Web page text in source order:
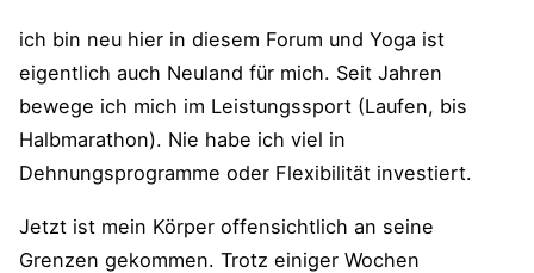
ich bin neu hier in diesem Forum und Yoga ist
eigentlich auch Neuland für mich. Seit Jahren
bewege ich mich im Leistungssport (Laufen, bis
Halbmarathon). Nie habe ich viel in
Dehnungsprogramme oder Flexibilität investiert.
Jetzt ist mein Körper offensichtlich an seine
Grenzen gekommen. Trotz einiger Wochen